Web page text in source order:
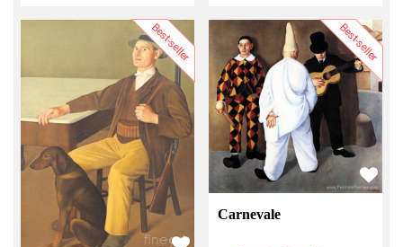
Best-seller Best-seller
Carnevale